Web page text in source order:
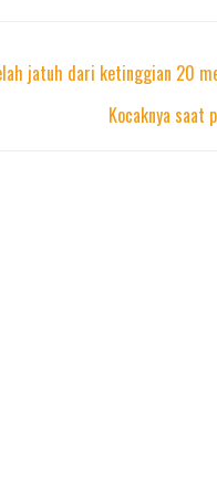
jatuh dari ketinggian 20
Kocaknya saat